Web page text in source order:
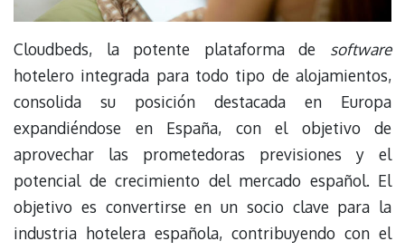
Cloudbeds, la potente plataforma de software
hotelero integrada para todo tipo de alojamientos,
consolida su posición destacada en Europa
expandiéndose en España, con el objetivo de
aprovechar las prometedoras previsiones y el
potencial de crecimiento del mercado español. El
objetivo es convertirse en un socio clave para la
industria hotelera española, contribuyendo con el